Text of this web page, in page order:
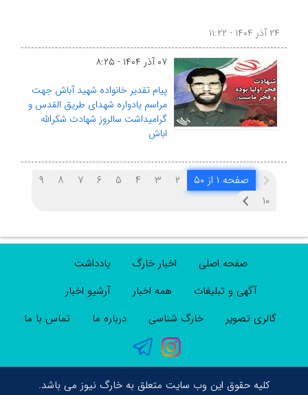
۲۴ آذر ۱۴۰۴ - ۱۱:۲۲
۰۷ آذر ۱۴۰۴ - ۸:۲۵
پیام تقدیر خانواده شهید آباش جهت
مراسم یادواره شهدای طریق القدس و
گرامیداشت سالروز شهادت شکرالله
اباش
صفحه ۱ از ۵۰ ۲ ۳ ۴ ۵ ۶ ۷ ۸
۹
۱۰
صفحه اصلی اخبار خارگ
یادداشت
آگهی و تبلیغات
همه اخبار
آرشیو اخبار
گالری تصویر
خارگ شناسی درباره ما تماس با ما
کلیه حقوق این وب سایت متعلق به خارگ نیوز می باشد.